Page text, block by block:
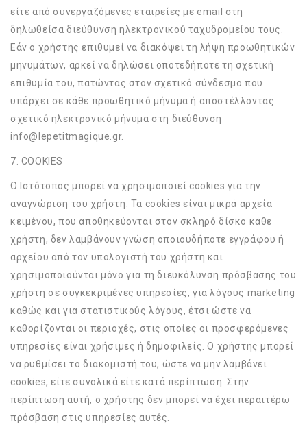
είτε από συνεργαζόμενες εταιρείες με email στη
δηλωθείσα διεύθυνση ηλεκτρονικού ταχυδρομείου τους.
Εάν ο χρήστης επιθυμεί να διακόψει τη λήψη προωθητικών
μηνυμάτων, αρκεί να δηλώσει οποτεδήποτε τη σχετική
επιθυμία του, πατώντας στον σχετικό σύνδεσμο που
υπάρχει σε κάθε προωθητικό μήνυμα ή αποστέλλοντας
σχετικό ηλεκτρονικό μήνυμα στη διεύθυνση
info@lepetitmagique.gr.
7. COOKIES
Ο Ιστότοπος μπορεί να χρησιμοποιεί cookies για την
αναγνώριση του χρήστη. Τα cookies είναι μικρά αρχεία
κειμένου, που αποθηκεύονται στον σκληρό δίσκο κάθε
χρήστη, δεν λαμβάνουν γνώση οποιουδήποτε εγγράφου ή
αρχείου από τον υπολογιστή του χρήστη και
χρησιμοποιούνται μόνο για τη διευκόλυνση πρόσβασης του
χρήστη σε συγκεκριμένες υπηρεσίες, για λόγους marketing
καθώς και για στατιστικούς λόγους, έτσι ώστε να
καθορίζονται οι περιοχές, στις οποίες οι προσφερόμενες
υπηρεσίες είναι χρήσιμες ή δημοφιλείς. Ο χρήστης μπορεί
να ρυθμίσει το διακομιστή του, ώστε να μην λαμβάνει
cookies, είτε συνολικά είτε κατά περίπτωση. Στην
περίπτωση αυτή, ο χρήστης δεν μπορεί να έχει περαιτέρω
πρόσβαση στις υπηρεσίες αυτές.